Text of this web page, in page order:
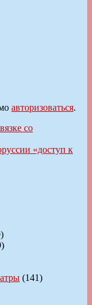
авторизоваться.
со
«доступ к
(141)